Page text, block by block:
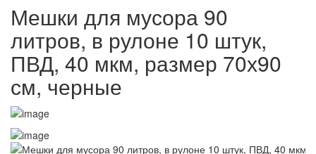
Мешки для мусора 90
литров, в рулоне 10 штук,
ПВД, 40 мкм, размер 70х90
см, черные